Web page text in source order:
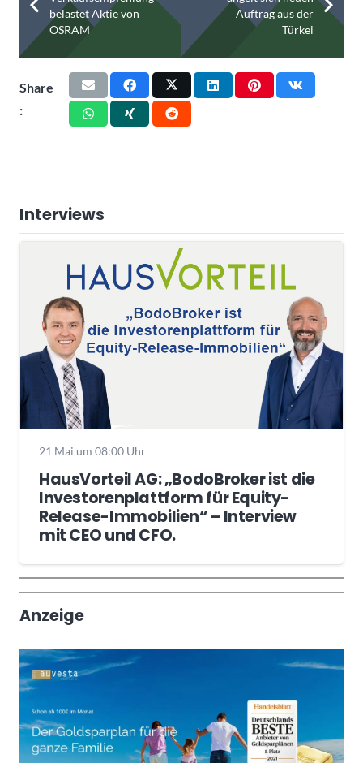
belastet Aktie von
OSRAM
Auftrag aus der
Türkei
Share
:
Interviews
21 Mai um 08:00 Uhr
HausVorteil AG: „BodoBroker ist die
Investorenplattform für Equity-
Release-Immobilien“ – Interview
mit CEO und CFO.
Wochenrückblick
Trendthemen
Anzeige